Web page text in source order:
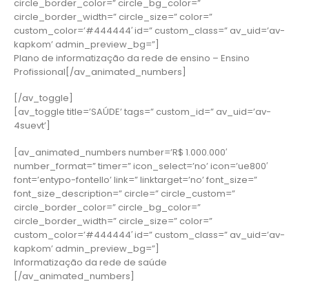
circle_border_color=” circle_bg_color=”
circle_border_width=” circle_size=” color=”
custom_color=’#444444′ id=” custom_class=” av_uid=’av-
kapkom’ admin_preview_bg=”]
Plano de informatização da rede de ensino – Ensino
Profissional[/av_animated_numbers]
[/av_toggle]
[av_toggle title=’SAÚDE’ tags=” custom_id=” av_uid=’av-
4suevt’]
[av_animated_numbers number=’R$ 1.000.000′
number_format=” timer=” icon_select=’no’ icon=’ue800′
font=’entypo-fontello’ link=” linktarget=’no’ font_size=”
font_size_description=” circle=” circle_custom=”
circle_border_color=” circle_bg_color=”
circle_border_width=” circle_size=” color=”
custom_color=’#444444′ id=” custom_class=” av_uid=’av-
kapkom’ admin_preview_bg=”]
Informatização da rede de saúde
[/av_animated_numbers]